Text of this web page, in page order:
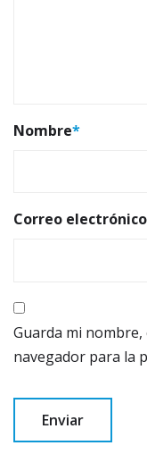
Nombre*
Correo electrónico
Guarda mi
navegador para la